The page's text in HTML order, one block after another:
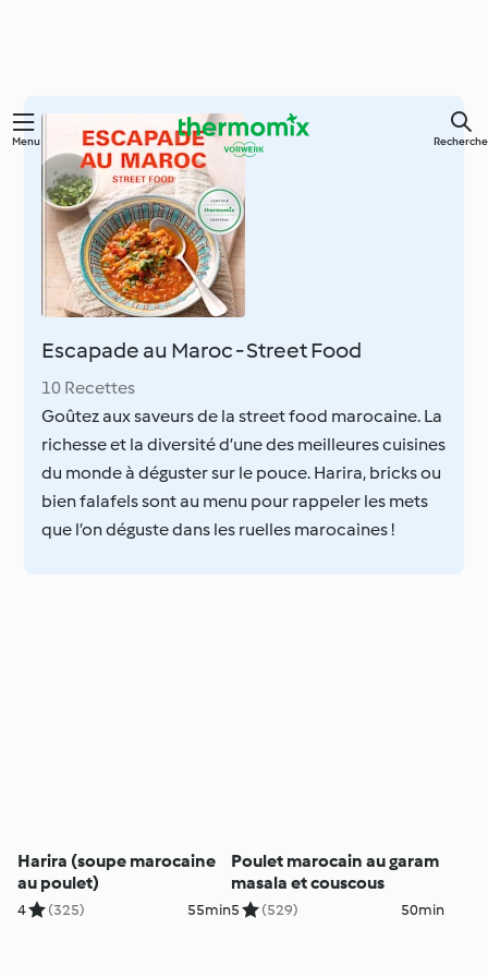
Skip
content
Menu Recherche
Escapade au Maroc - Street Food
10 Recettes
Goûtez aux saveurs de la street food marocaine. La
richesse et la diversité d’une des meilleures cuisines
du monde à déguster sur le pouce. Harira, bricks ou
bien falafels sont au menu pour rappeler les mets
que l’on déguste dans les ruelles marocaines !
Harira (soupe marocaine
au poulet)
4 (325) 55min
Poulet marocain au garam
masala et couscous
5 (529) 50min